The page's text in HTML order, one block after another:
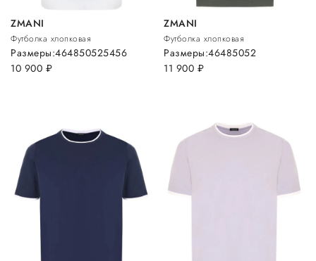
ZMANI
Футболка хлопковая
10 900 руб.
Размеры:464850525456
ZMANI
Футболка хлопковая
11 900 руб.
Размеры:46485052